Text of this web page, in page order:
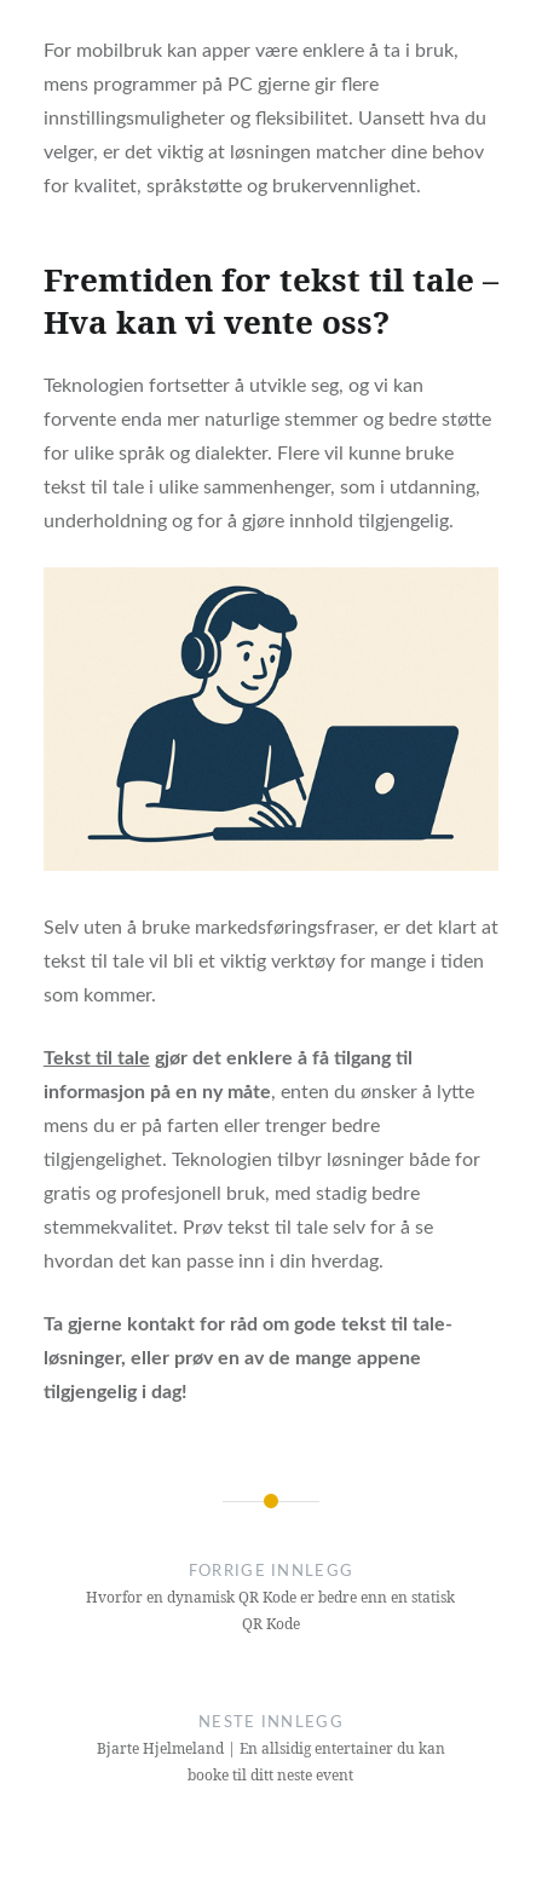
For mobilbruk kan apper være enklere å ta i bruk,
mens programmer på PC gjerne gir flere
innstillingsmuligheter og fleksibilitet. Uansett hva du
velger, er det viktig at løsningen matcher dine behov
for kvalitet, språkstøtte og brukervennlighet.
Fremtiden for tekst til tale –
Hva kan vi vente oss?
Teknologien fortsetter å utvikle seg, og vi kan
forvente enda mer naturlige stemmer og bedre støtte
for ulike språk og dialekter. Flere vil kunne bruke
tekst til tale i ulike sammenhenger, som i utdanning,
underholdning og for å gjøre innhold tilgjengelig.
Selv uten å bruke markedsføringsfraser, er det klart at
tekst til tale vil bli et viktig verktøy for mange i tiden
som kommer.
Tekst til tale gjør det enklere å få tilgang til
informasjon på en ny måte, enten du ønsker å lytte
mens du er på farten eller trenger bedre
tilgjengelighet. Teknologien tilbyr løsninger både for
gratis og profesjonell bruk, med stadig bedre
stemmekvalitet. Prøv tekst til tale selv for å se
hvordan det kan passe inn i din hverdag.
Ta gjerne kontakt for råd om gode tekst til tale-
løsninger, eller prøv en av de mange appene
tilgjengelig i dag!
Innleggsnavigasjon
FORRIGE INNLEGG
Hvorfor en dynamisk QR Kode er bedre enn en statisk
QR Kode
NESTE INNLEGG
Bjarte Hjelmeland | En allsidig entertainer du kan
booke til ditt neste event